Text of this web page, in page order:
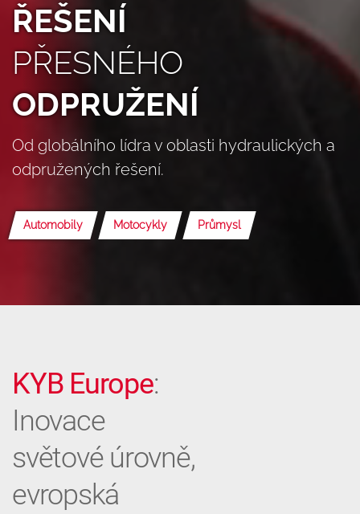
ŘEŠENÍ
PŘESNÉHO
ODPRUŽENÍ
Od globálního lídra v oblasti hydraulických a
odpružených řešení.
Automobily Motocykly Průmysl
KYB Europe:
Inovace
světové úrovně,
evropská